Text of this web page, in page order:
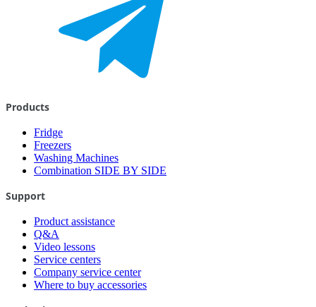
Products
Fridge
Freezers
Washing Machines
Combination SIDE BY SIDE
Support
Product assistance
Q&A
Video lessons
Service centers
Company service center
Where to buy accessories